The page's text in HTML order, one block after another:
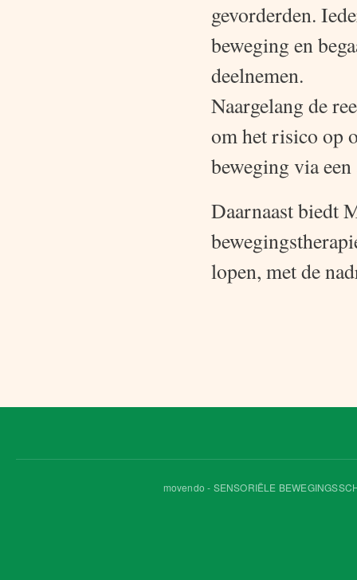
gevorderden.
beweging en
deelnemen.
Naargelang de
om het risico op
beweging via
Daarnaast biedt
lopen, met de
movendo - SENSORIËLE